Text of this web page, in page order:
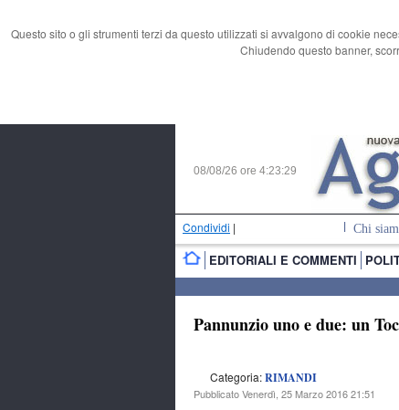
Questo sito o gli strumenti terzi da questo utilizzati si avvalgono di cookie
Chiudendo questo banner,
08/08/26 ore 4:23:30
Condividi | Chi
EDITORIALI E COMMENTI
Pannunzio uno e due: un
Categoria:RIMANDI
Pubblicato Venerdì, 25 Marzo 2016 21:51